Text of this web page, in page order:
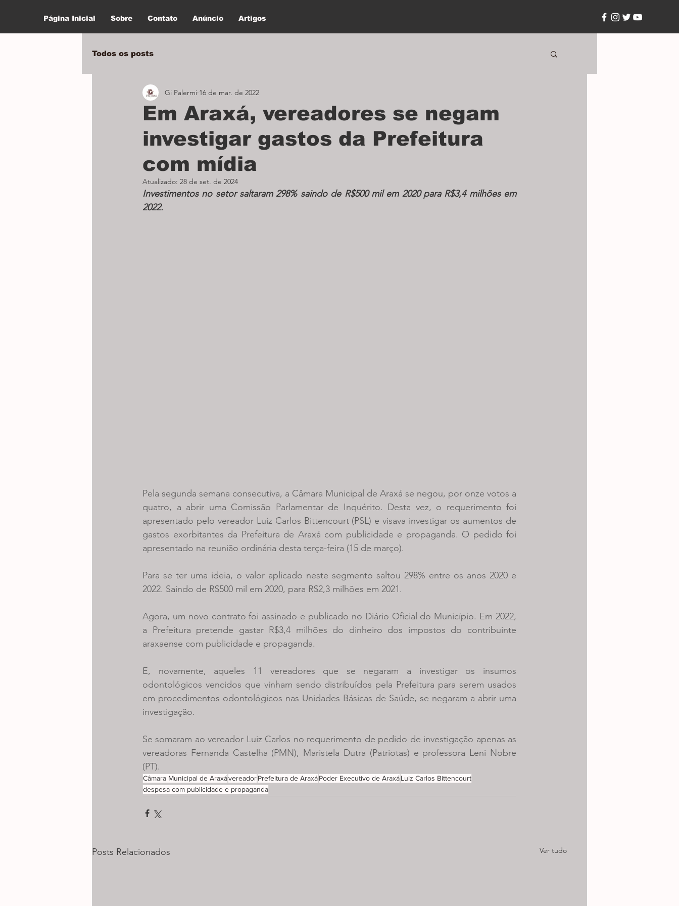
Página Inicial Sobre Contato Anúncio Artigos
Todos os posts
Em Araxá, vereadores se negam
investigar gastos da Prefeitura
com mídia
Gi Palermi 16 de mar. de 2022
Atualizado: 28 de set. de 2024
Investimentos no setor saltaram 298% saindo de R$500 mil em 2020 para R$3,4 milhões em
2022.
Pela segunda semana consecutiva, a Câmara Municipal de Araxá se negou, por onze votos a
quatro, a abrir uma Comissão Parlamentar de Inquérito. Desta vez, o requerimento foi
apresentado pelo vereador Luiz Carlos Bittencourt (PSL) e visava investigar os aumentos de
gastos exorbitantes da Prefeitura de Araxá com publicidade e propaganda. O pedido foi
apresentado na reunião ordinária desta terça-feira (15 de março).
Para se ter uma ideia, o valor aplicado neste segmento saltou 298% entre os anos 2020 e
2022. Saindo de R$500 mil em 2020, para R$2,3 milhões em 2021.
Agora, um novo contrato foi assinado e publicado no Diário Oficial do Município. Em 2022,
a Prefeitura pretende gastar R$3,4 milhões do dinheiro dos impostos do contribuinte
araxaense com publicidade e propaganda.
E, novamente, aqueles 11 vereadores que se negaram a investigar os insumos
odontológicos vencidos que vinham sendo distribuídos pela Prefeitura para serem usados
em procedimentos odontológicos nas Unidades Básicas de Saúde, se negaram a abrir uma
investigação.
Se somaram ao vereador Luiz Carlos no requerimento de pedido de investigação apenas as
vereadoras Fernanda Castelha (PMN), Maristela Dutra (Patriotas) e professora Leni Nobre
(PT).
Câmara Municipal de AraxávereadorPrefeitura de AraxáPoder Executivo de AraxáLuiz Carlos Bittencourt
despesa com publicidade e propaganda
Posts Relacionados Ver tudo